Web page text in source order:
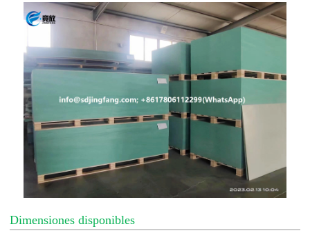
Dimensiones disponibles